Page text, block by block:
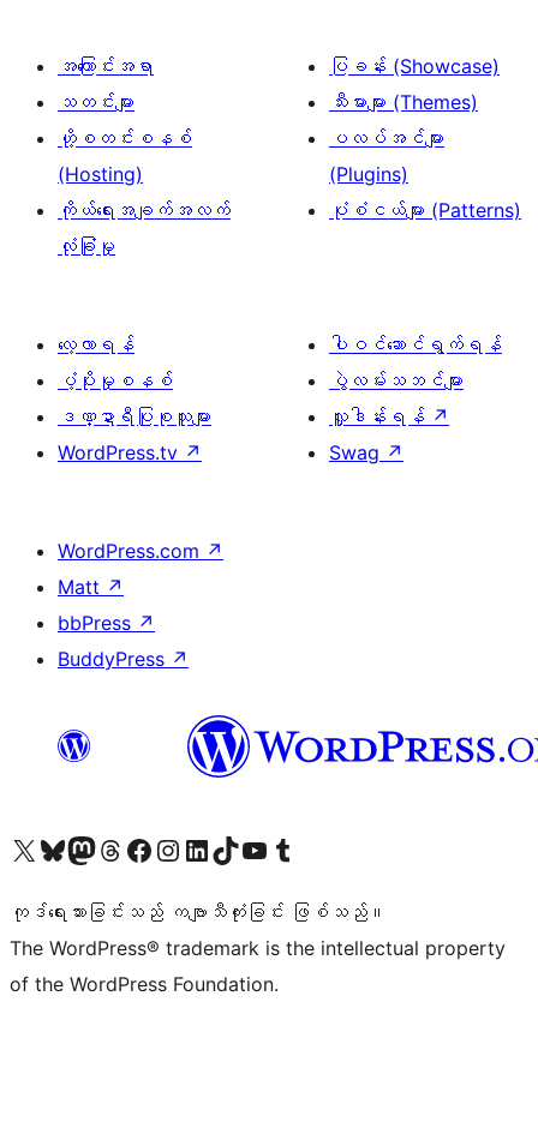
အကြောင်းအရာ
သတင်းများ
ဟို့စတင်းစနစ်
(Hosting)
ကိုယ်ရေးအချက်အလက်
လုံခြုံမှု
ပြခန်း (Showcase)
သီးမားများ (Themes)
ပလပ်အင်များ
(Plugins)
ပုံစံငယ်များ (Patterns)
လေ့လာရန်
ပံ့ပိုးမှုစနစ်
ဒဏ္ဍာရီပြုစုသူများ
WordPress.tv ↗
ပါဝင်ဆောင်ရွက်ရန်
ပွဲလမ်းသဘင်များ
လှူဒါန်းရန် ↗
Swag ↗
WordPress.com ↗
Matt ↗
bbPress ↗
BuddyPress ↗
ကျွန်ုပ်တို့၏ X (ယခင် Twitter) အကောင့်သို့ သွားရောက်ကြည့်ရှုပါကျွန်ုပ်တို့၏ Bluesky အကောင့်သို့ ဝင်ရောက်ကြည့်ရှုရန်
ကျွန်ုပ်တို့၏ Mastodon အကောင့်သို့ သွားရောက်ကြည့်ရှုပါကျွန်ုပ်တို့၏ Threads အကောင့်သို့ ဝင်ရောက်ကြည့်ရှုရန်
ကျွန်ုပ်တို့၏ Facebook စာမျက်နှာသို့ သွားရောက်ကြည့်ရှုပါကျွန်ုပ်တို့၏ Instagram အကောင့်သို့ သွားရောက်ကြည့်ရှုပါ ကျွန်ုပ်တို့၏ LinkedIn အကောင့်သို့ သွားရောက်ကြည့်ရှုပါကျွန်ုပ်တို့၏ TikTok အကောင့်သို့ ဝင်ရောက်ကြည့်ရှုရန်
ကျွန်ုပ်တို့၏ YouTube ချန်နယ်သို့ သွားရောက်ကြည့်ရှုပါ ကျွန်ုပ်တို့၏ Tumblr အကောင့်သို့ ဝင်ရောက်ကြည့်ရှုရန်
ကုဒ်ရေးသားခြင်းသည် ကဗျာသီကုံးခြင်း ဖြစ်သည်။
The WordPress® trademark is the intellectual property
of the WordPress Foundation.